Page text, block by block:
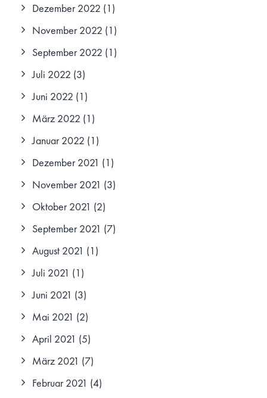
Dezember 2022 (1)
November 2022 (1)
September 2022 (1)
Juli 2022 (3)
Juni 2022 (1)
März 2022 (1)
Januar 2022 (1)
Dezember 2021 (1)
November 2021 (3)
Oktober 2021 (2)
September 2021 (7)
August 2021 (1)
Juli 2021 (1)
Juni 2021 (3)
Mai 2021 (2)
April 2021 (5)
März 2021 (7)
Februar 2021 (4)